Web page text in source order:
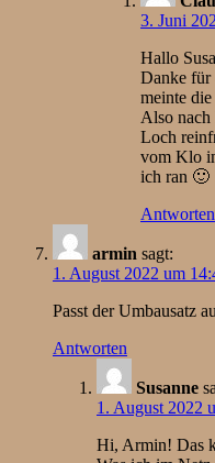
3. Juni
Hallo
Danke
meinte
Also
Loch
vom Klo
ich ran 🙂
Antworten
armin sagt:
1. August 2022 um
Passt der Umbausatz
Antworten
Susanne
1. August 2022
Hi, Armin! Das